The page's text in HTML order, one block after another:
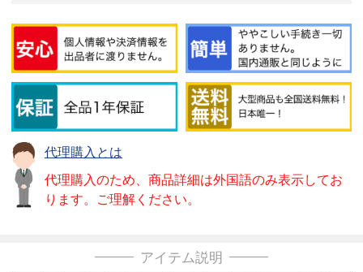
代理購入とは
代理購入のため、商品詳細は外国語のみ表示してお
ります。ご理解ください。
アイテム説明